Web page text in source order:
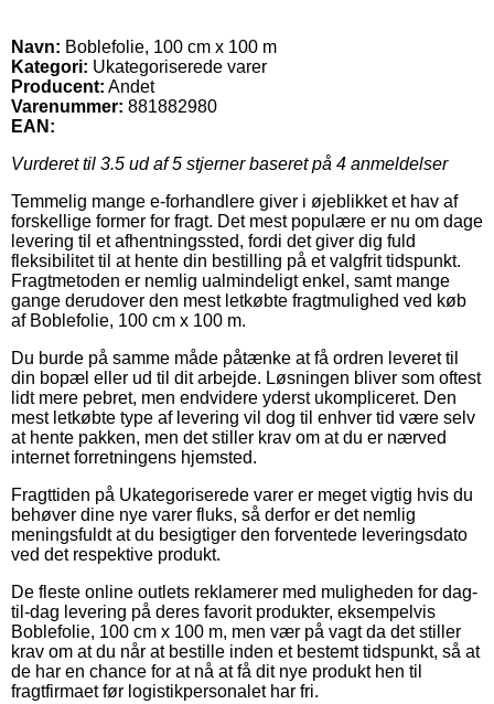
Navn: Boblefolie, 100 cm x 100 m
Kategori: Ukategoriserede varer
Producent: Andet
Varenummer: 881882980
EAN:
Vurderet til 3.5 ud af 5 stjerner baseret på 4 anmeldelser
Temmelig mange e-forhandlere giver i øjeblikket et hav af
forskellige former for fragt. Det mest populære er nu om dage
levering til et afhentningssted, fordi det giver dig fuld
fleksibilitet til at hente din bestilling på et valgfrit tidspunkt.
Fragtmetoden er nemlig ualmindeligt enkel, samt mange
gange derudover den mest letkøbte fragtmulighed ved køb
af Boblefolie, 100 cm x 100 m.
Du burde på samme måde påtænke at få ordren leveret til
din bopæl eller ud til dit arbejde. Løsningen bliver som oftest
lidt mere pebret, men endvidere yderst ukompliceret. Den
mest letkøbte type af levering vil dog til enhver tid være selv
at hente pakken, men det stiller krav om at du er nærved
internet forretningens hjemsted.
Fragttiden på Ukategoriserede varer er meget vigtig hvis du
behøver dine nye varer fluks, så derfor er det nemlig
meningsfuldt at du besigtiger den forventede leveringsdato
ved det respektive produkt.
De fleste online outlets reklamerer med muligheden for dag-
til-dag levering på deres favorit produkter, eksempelvis
Boblefolie, 100 cm x 100 m, men vær på vagt da det stiller
krav om at du når at bestille inden et bestemt tidspunkt, så at
de har en chance for at nå at få dit nye produkt hen til
fragtfirmaet før logistikpersonalet har fri.